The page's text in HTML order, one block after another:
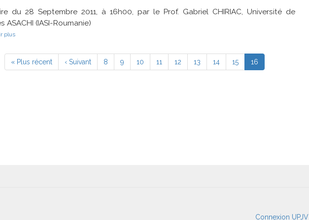
du 28 Septembre 2011, à 16h00, par le Prof. Gabriel CHIRIAC, Université de
ASACHI (IASI-Roumanie)
plussur
les
éoliennes
Première
page
« Plus récent
Page
précédente
‹ Suivant Page
8 Page
9 Page
10 Page
11 Page
12 Page
13 Page
14 Page
15
Page
courante
16
Connexion UPJV